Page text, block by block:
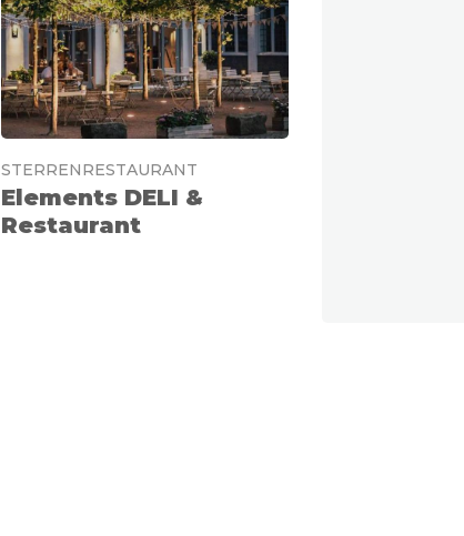
STERRENRESTAURANT
Elements DELI &
Restaurant